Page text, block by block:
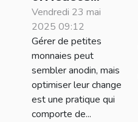
pour
optimiser le
change de
petites
monnaies
Vendredi 23 mai
2025 09:12
Gérer de petites
monnaies peut
sembler anodin, mais
optimiser leur change
est une pratique qui
comporte de...